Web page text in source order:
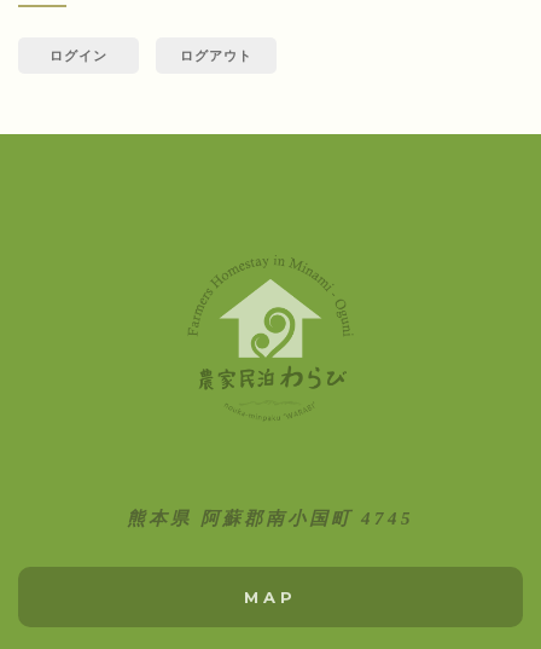
ログイン ログアウト
熊本県 阿蘇郡南小国町 4745
MAP